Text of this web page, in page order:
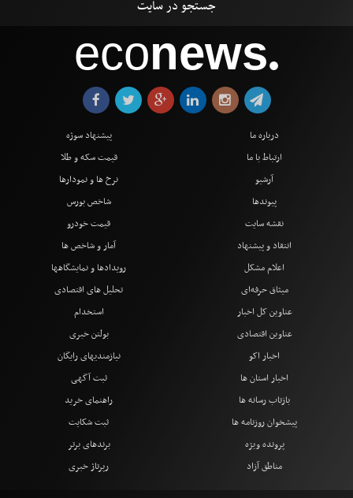
econews●
درباره ما
ارتباط با ما
آرشیو
پیوندها
نقشه سایت
انتقاد و پیشنهاد
اعلام مشکل
میثاق حرفه‌ای
پیشنهاد سوژه
قیمت سکه و طلا
نرخ ها و نمودارها
شاخص بورس
قیمت خودرو
آمار و شاخص ها
رویدادها و نمایشگاهها
تحلیل های اقتصادی
عناوین کل اخبار
عناوین اقتصادی
اخبار اکو
اخبار استان ها
بازتاب رسانه ها
پیشخوان روزنامه ها
پرونده ویژه
مناطق آزاد
استخدام
بولتن خبری
نیازمندیهای رایگان
ثبت آگهی
راهنمای خرید
ثبت شکایت
برندهای برتر
رپرتاژ خبری